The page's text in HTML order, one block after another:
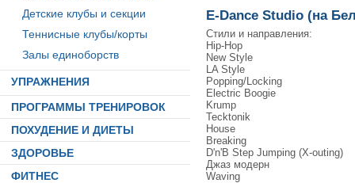
Детские клубы и секции
Теннисные клубы/корты
Залы единоборств
УПРАЖНЕНИЯ
ПРОГРАММЫ ТРЕНИРОВОК
ПОХУДЕНИЕ И ДИЕТЫ
ЗДОРОВЬЕ
ФИТНЕС
E-Dance Studio (на
Стили и направления:
Hip-Hop
New Style
LA Style
Popping/Locking
Electric Boogie
Krump
Tecktonik
House
Breaking
D'n'B Step Jumping (X-outing)
Джаз модерн
Waving